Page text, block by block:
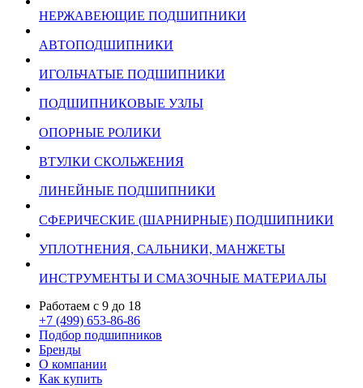
НЕРЖАВЕЮЩИЕ ПОДШИПНИКИ
АВТОПОДШИПНИКИ
ИГОЛЬЧАТЫЕ ПОДШИПНИКИ
ПОДШИПНИКОВЫЕ УЗЛЫ
ОПОРНЫЕ РОЛИКИ
ВТУЛКИ СКОЛЬЖЕНИЯ
ЛИНЕЙНЫЕ ПОДШИПНИКИ
СФЕРИЧЕСКИЕ (ШАРНИРНЫЕ) ПОДШИПНИКИ
УПЛОТНЕНИЯ, САЛЬНИКИ, МАНЖЕТЫ
ИНСТРУМЕНТЫ И СМАЗОЧНЫЕ МАТЕРИАЛЫ
Работаем с 9 до 18
+7 (499) 653-86-86
Подбор подшипников
Бренды
О компании
Как купить